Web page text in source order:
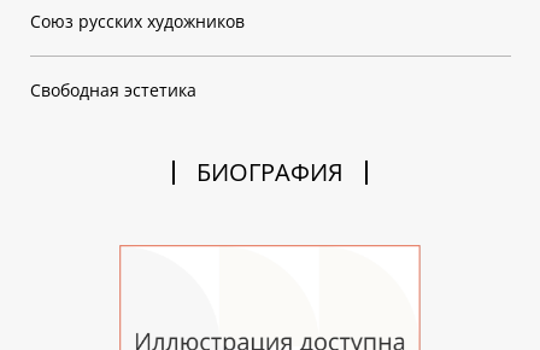
Союз русских художников
Свободная эстетика
БИОГРАФИЯ